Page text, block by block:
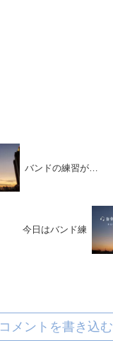
バンドの練習が…
今日はバンド練
コメントを書き込む